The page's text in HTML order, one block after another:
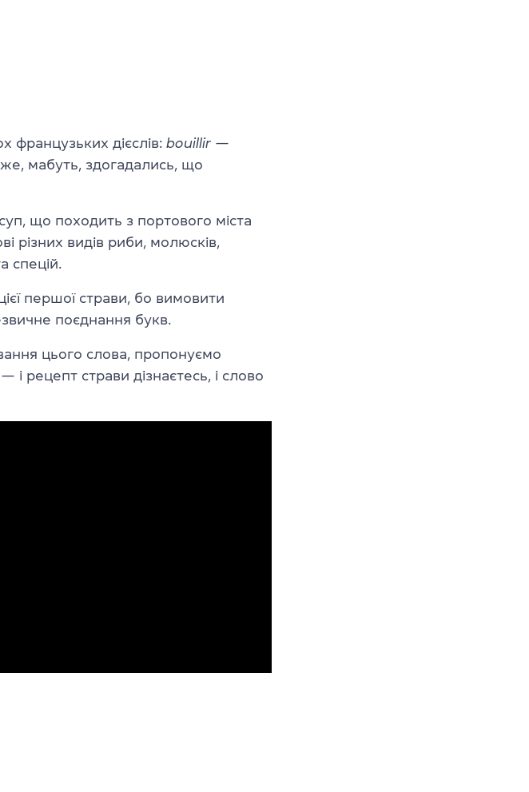
французьких дієслів: bouillir —
мабуть, здогадались, що
що походить з портового міста
різних видів риби, молюсків,
спецій.
першої страви, бо вимовити
поєднання букв.
цього слова, пропонуємо
рецепт страви дізнаєтесь, і слово